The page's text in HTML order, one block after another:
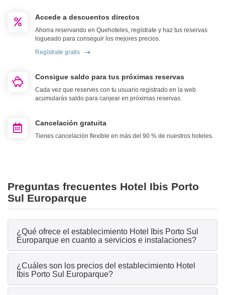
Accede a descuentos directos
Ahorra reservando en Quehoteles, regístrate y haz tus reservas
logueado para conseguir los mejores precios.
Regístrate gratis
Consigue saldo para tus próximas reservas
Cada vez que reserves con tu usuario registrado en la web
acumularás saldo para canjear en próximas reservas.
Cancelación gratuita
Tienes cancelación flexible en más del 90 % de nuestros hoteles.
Preguntas frecuentes Hotel Ibis Porto
Sul Europarque
¿Qué ofrece el establecimiento Hotel Ibis Porto Sul
Europarque en cuanto a servicios e instalaciones?
¿Cuáles son los precios del establecimiento Hotel
Ibis Porto Sul Europarque?